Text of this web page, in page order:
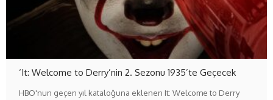
‘It: Welcome to Derry’nin 2. Sezonu 1935’te Geçecek
HBO'nun geçen yıl kataloğuna eklenen It: Welcome to Derry